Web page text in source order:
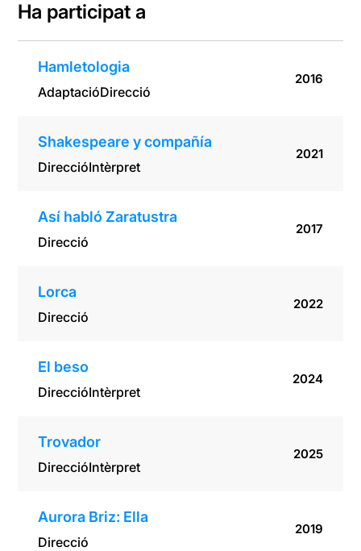
Ha participat a
Hamletologia
AdaptacióDirecció
2016
Shakespeare y compañía
DireccióIntèrpret
2021
Así habló Zaratustra
Direcció
2017
Lorca
Direcció
2022
El beso
DireccióIntèrpret
2024
Trovador
DireccióIntèrpret
2025
Aurora Briz: Ella
Direcció
2019